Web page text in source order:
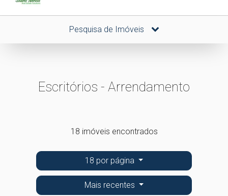
Pesquisa de Imóveis
Escritórios - Arrendamento
18 imóveis encontrados
18 por página
Mais recentes